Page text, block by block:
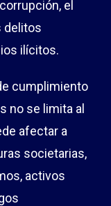
el
delitos
ilícitos.
cumplimiento
no se limita al
afectar a
societarias,
activos